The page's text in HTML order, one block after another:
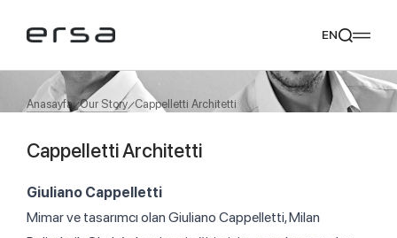
Popular searches
tear meliades mikado yoka
Tavsiye Ediyoruz
EN
Anasayfa Our Story Cappelletti Architetti
Cappelletti Architetti
Giuliano Cappelletti
Mimar ve tasarımcı olan Giuliano Cappelletti, Milan